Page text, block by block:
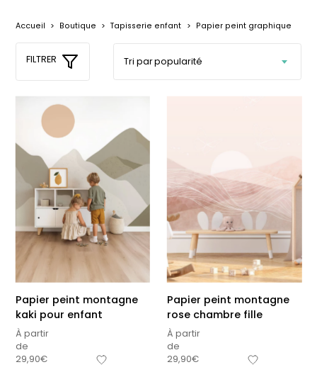
Affiche bébé Mes
premières fois
personnalisable
À partir
de
34,90€
Affiche personnalisée
petits carreaux pour
enfant
À partir
de
14,90€
Accueil > Boutique > Tapisserie enfant > Papier peint graphique
FILTRER
Papier peint montagne
kaki pour enfant
À partir
de
29,90€
Papier peint montagne
rose chambre fille
À partir
de
29,90€